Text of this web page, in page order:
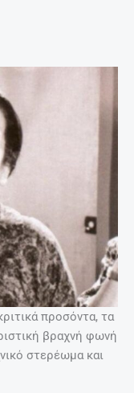
προσόντα, τα
βραχνή φωνή
στερέωμα και